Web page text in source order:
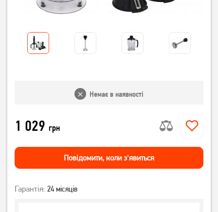
Немає в наявності
1 029 грн
Повiдомити, коли з'явиться
Гарантія: 24 місяців